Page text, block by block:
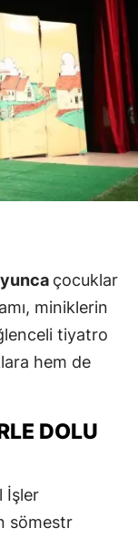
çocuklar
miniklerin
tiyatro
hem de
DOLU
İşler
sömestr